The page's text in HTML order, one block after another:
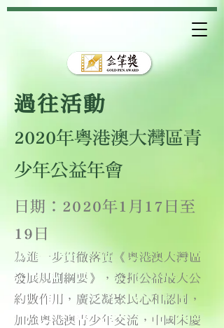
過往活動
2020年粵港澳大灣區青
少年公益年會
日期︰2020年1月17日至
19日
為進一步貫徹落實《粵港澳大灣區
發展規劃綱要》，發揮公益最大公
約數作用，廣泛凝聚民心和認同，
加強粵港澳青少年交流，中國宋慶